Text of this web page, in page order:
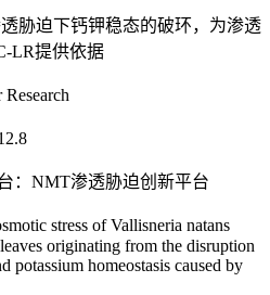
胁迫下钙钾稳态的破环，为渗透
LR提供依据
：NMT渗透胁迫创新平台
stress of Vallisneria natans
originating from the disruption
potassium homeostasis caused by